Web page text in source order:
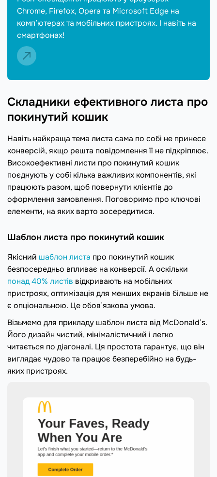
Chrome, Firefox, Opera та Microsoft Edge на
комп’ютерах та мобільних пристроях. І навіть на
смартфонах!
Складники ефективного листа про
покинутий кошик
Навіть найкраща тема листа сама по собі не принесе
конверсій, якщо решта повідомлення її не підкріплює.
Високоефективні листи про покинутий кошик
поєднують у собі кілька важливих компонентів, які
працюють разом, щоб повернути клієнтів до
оформлення замовлення. Поговоримо про ключові
елементи, на яких варто зосередитися.
Шаблон листа про покинутий кошик
Якісний шаблон листа про покинутий кошик
безпосередньо впливає на конверсії. А оскільки
понад 40% листів відкривають на мобільних
пристроях, оптимізація для менших екранів більше не
є опціональною. Це обов’язкова умова.
Візьмемо для прикладу шаблон листа від McDonald’s.
Його дизайн чистий, мінімалістичний і легко
читається по діагоналі. Ця простота гарантує, що він
виглядає чудово та працює безперебійно на будь-
яких пристроях.